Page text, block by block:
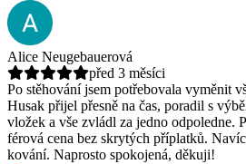
Alice Neugebauerová
před 3 měsíci
Po stěhování jsem potřebovala vyměnit
Husak přijel přesně na čas, poradil s
vložek a vše zvládl za jedno odpoledne.
férová cena bez skrytých příplatků.
kování. Naprosto spokojená, děkuji!